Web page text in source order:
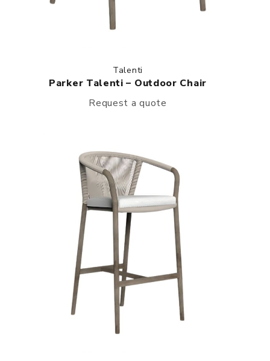
Talenti
Parker Talenti – Outdoor Chair
Request a quote